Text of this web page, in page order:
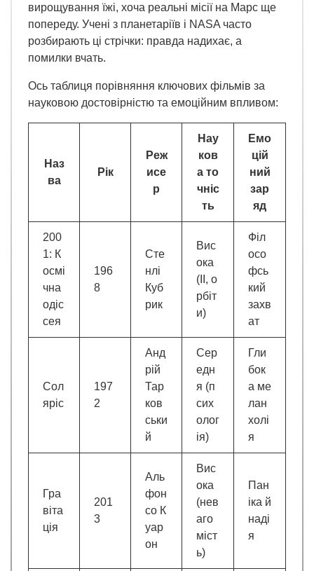
вирощування їжі, хоча реальні місії на Марс ще
попереду. Учені з планетаріїв і NASA часто
розбирають ці стрічки: правда надихає, а
помилки вчать.
Ось таблиця порівняння ключових фільмів за
науковою достовірністю та емоційним впливом:
Наз
ва
Рік
Реж
исе
р
Нау
ков
а то
чніс
ть
Емо
цій
ний
зар
яд
200
1: К
осмі
чна
одіс
сея
196
8
Сте
нлі
Куб
рик
Вис
ока
(ІІ, о
рбіт
и)
Філ
осо
фсь
кий
захв
ат
Сол
яріс
197
2
Анд
рій
Тар
ков
ськи
й
Сер
едн
я (п
сих
олог
ія)
Гли
бок
а ме
лан
холі
я
Гра
віта
ція
201
3
Аль
фон
со К
уар
он
Вис
ока
(нев
аго
міст
ь)
Пан
іка й
наді
я